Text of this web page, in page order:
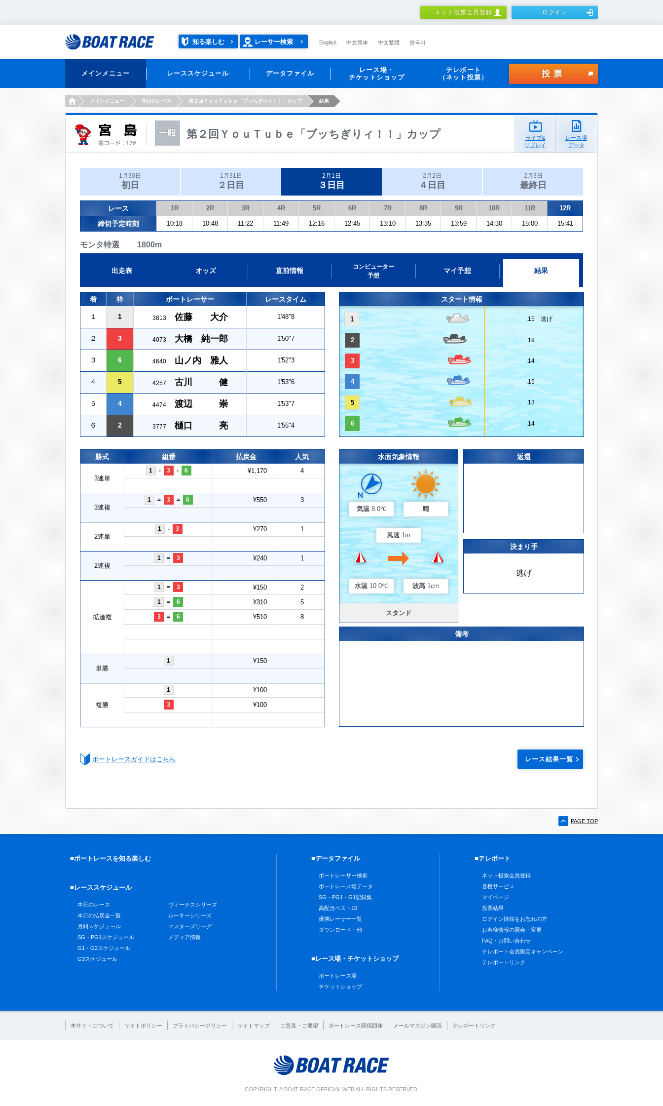
ネット投票会員登録 ログイン
知る楽しむ レーサー検索 English 中文简体 中文繁體 한국어
メインメニュー レーススケジュール データファイル
レース場・
チケットショップ
テレボート
（ネット投票）
投票
HOMEメインメニュー 本日のレース 第２回ＹｏｕＴｕｂｅ「ブッちぎりィ！！」カップ 結果
第２回ＹｏｕＴｕｂｅ「ブッちぎりィ！！」カップ
ライブ&
リプレイ
レース場
データ
1月30日
初日
1月31日
２日目
2月1日
３日目
2月2日
４日目
2月3日
最終日
レース 1R 2R 3R 4R 5R 6R 7R 8R 9R 10R 11R 12R
締切予定時刻 10:18 10:48 11:22 11:49 12:16 12:45 13:10 13:35 13:59 14:30 15:00 15:41
モンタ特選 1800m
出走表 オッズ 直前情報
コンピューター
予想
マイ予想 結果
着 枠 ボートレーサー レースタイム
１ 1 3813 佐藤 大介 1'48"8
２ 3 4073 大橋 純一郎 1'50"7
３ 6 4640 山ノ内 雅人 1'52"3
４ 5 4257 古川 健 1'53"6
５ 4 4474 渡辺 崇 1'53"7
６ 2 3777 樋口 亮 1'55"4
スタート情報
1 .15 逃げ
2 .19
3 .14
4 .15
5 .13
6 .14
勝式 組番 払戻金 人気
3連単
1 - 3 - 6 ¥1,170 4
3連複
1 = 3 = 6 ¥550 3
2連単
1 - 3 ¥270 1
2連複
1 = 3 ¥240 1
拡連複
1 = 3 ¥150 2
1 = 6 ¥310 5
3 = 6 ¥510 8
単勝
1 ¥150
複勝
1 ¥100
3 ¥100
水面気象情報
気温 8.0℃ 晴
風速 1m
水温 10.0℃ 波高 1cm
スタンド
返還
決まり手
逃げ
備考
ボートレースガイドはこちら レース結果一覧
PAGE TOP
■ボートレースを知る楽しむ
■レーススケジュール
本日のレース
本日の払戻金一覧
月間スケジュール
SG・PG1スケジュール
G1・G2スケジュール
G3スケジュール
ヴィーナスシリーズ
ルーキーシリーズ
マスターズリーグ
メディア情報
■データファイル
ボートレーサー検索
ボートレース場データ
SG・PG1・G1記録集
高配当ベスト10
優勝レーサー一覧
ダウンロード・他
■レース場・チケットショップ
ボートレース場
チケットショップ
■テレボート
ネット投票会員登録
各種サービス
マイページ
投票結果
ログイン情報をお忘れの方
お客様情報の照会・変更
FAQ・お問い合わせ
テレボート会員限定キャンペーン
テレボートリンク
本サイトについて サイトポリシー プライバシーポリシー サイトマップ ご意見・ご要望 ボートレース関係団体 メールマガジン購読 テレボートリンク
COPYRIGHT © BOAT RACE OFFICIAL WEB ALL RIGHTS RESERVED.